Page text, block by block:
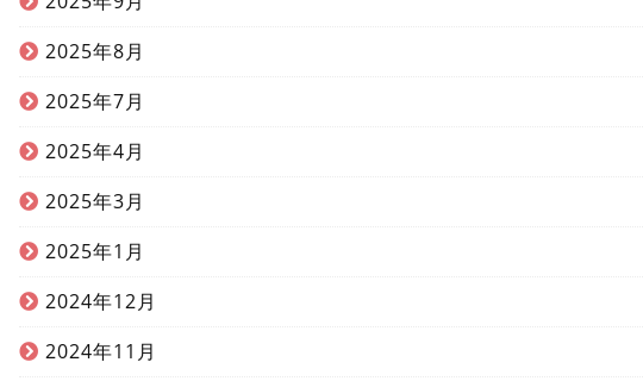
2025年8月
2025年7月
2025年4月
2025年3月
2025年1月
2024年12月
2024年11月